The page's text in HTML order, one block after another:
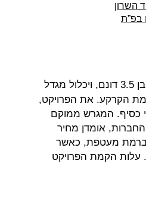
השרון
המאושרת במקום, הפרויקט יוקם על מגרש בן 3.5 דונם, ויכלול מגדל
מסחר בקומת הקרקע. את הפרויקט,
כסיף. המגרש ממוקם
אומדן מחיר
שקל למ"ר ברוטו ברמת מעטפת, כאשר
עלות הקמת הפרויקט